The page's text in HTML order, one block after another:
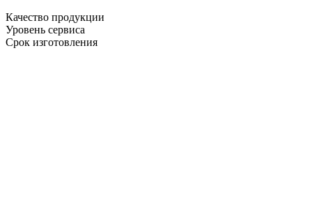
Качество продукции
Уровень сервиса
Срок изготовления